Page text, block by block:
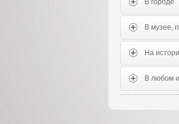
В городе
В музее,
На
В любом